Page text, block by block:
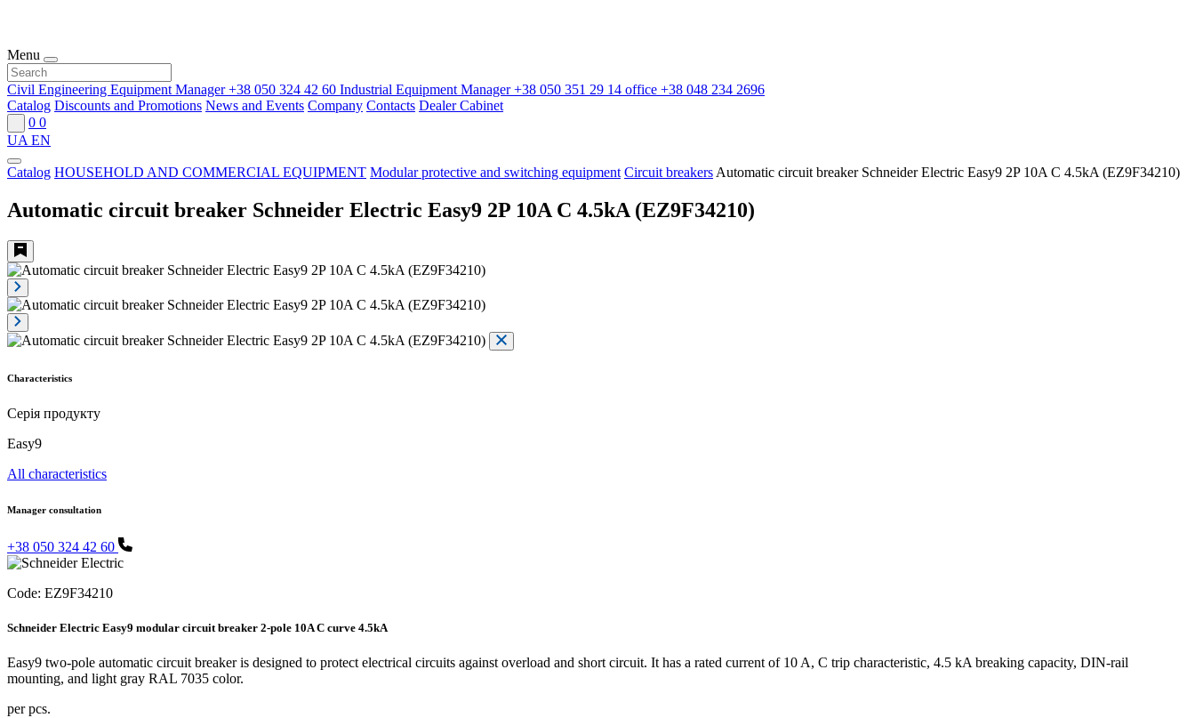
Menu
Civil Engineering Equipment Manager+38 050 324 42 60 Industrial Equipment Manager+38 050 351 29 14 office +38 048 234 2696
Catalog Discounts and Promotions News and Events Company Contacts Dealer Cabinet
0 0
UA EN
Catalog HOUSEHOLD AND COMMERCIAL EQUIPMENT Modular protective and switching equipment Circuit breakers Automatic circuit breaker Schneider Electric Easy9 2P 10A C 4.5kA (EZ9F34210)
Automatic circuit breaker Schneider Electric Easy9 2P 10A C 4.5kA (EZ9F34210)
Characteristics
Серія продукту
Easy9
All characteristics
Manager consultation
+38 050 324 42 60
Code: EZ9F34210
Schneider Electric Easy9 modular circuit breaker 2-pole 10A C curve 4.5kA
Easy9 two-pole automatic circuit breaker is designed to protect electrical circuits against overload and short circuit. It has a rated current of 10 A, C trip characteristic, 4.5 kA breaking capacity, DIN-rail
mounting, and light gray RAL 7035 color.
per pcs.